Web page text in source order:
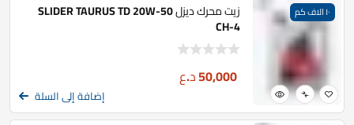
١٠ الاف كم زيت محرك ديزل SLIDER TAURUS TD 20W-50
CH-4
50,000د.ع
إضافة إلى السلة